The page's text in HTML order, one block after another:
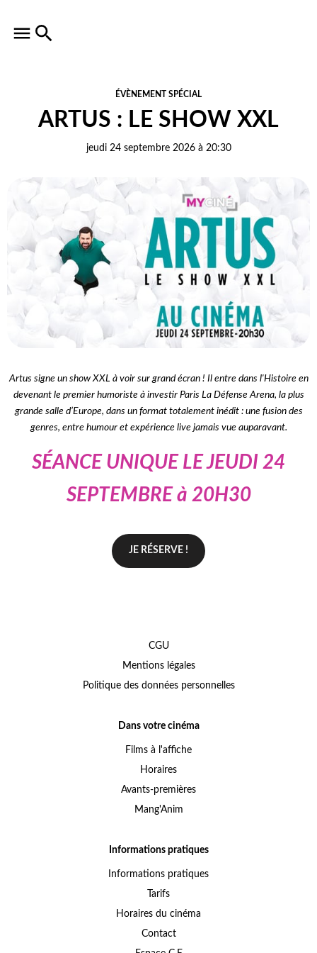
ÉVÈNEMENT SPÉCIAL
ARTUS : LE SHOW XXL
jeudi 24 septembre 2026 à 20:30
Artus signe un show XXL à voir sur grand écran ! Il entre dans l'Histoire en
devenant le premier humoriste à investir Paris La Défense Arena, la plus
grande salle d’Europe, dans un format totalement inédit : une fusion des
genres, entre humour et expérience live jamais vue auparavant.
SÉANCE UNIQUE LE JEUDI 24
SEPTEMBRE à 20H30
JE RÉSERVE !
CGU
Mentions légales
Politique des données personnelles
Dans votre cinéma
Films à l'affiche
Horaires
Avants-premières
Mang'Anim
Informations pratiques
Informations pratiques
Tarifs
Horaires du cinéma
Contact